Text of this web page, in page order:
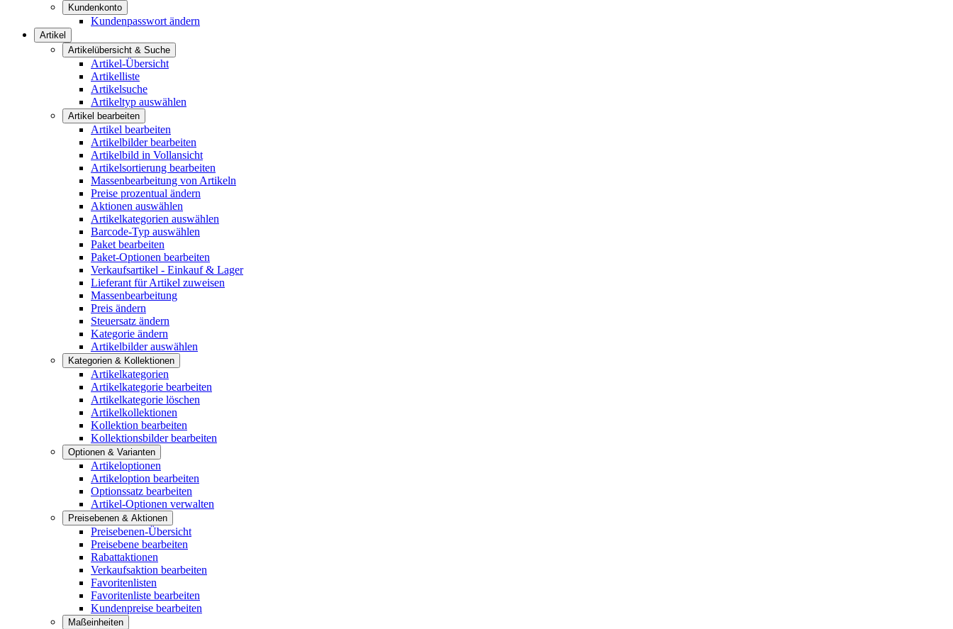
Kundenkonto
Kundenpasswort ändern
Artikel
Artikelübersicht & Suche
Artikel-Übersicht
Artikelliste
Artikelsuche
Artikeltyp auswählen
Artikel bearbeiten
Artikel bearbeiten
Artikelbilder bearbeiten
Artikelbild in Vollansicht
Artikelsortierung bearbeiten
Massenbearbeitung von Artikeln
Preise prozentual ändern
Aktionen auswählen
Artikelkategorien auswählen
Barcode-Typ auswählen
Paket bearbeiten
Paket-Optionen bearbeiten
Verkaufsartikel - Einkauf & Lager
Lieferant für Artikel zuweisen
Massenbearbeitung
Preis ändern
Steuersatz ändern
Kategorie ändern
Artikelbilder auswählen
Kategorien & Kollektionen
Artikelkategorien
Artikelkategorie bearbeiten
Artikelkategorie löschen
Artikelkollektionen
Kollektion bearbeiten
Kollektionsbilder bearbeiten
Optionen & Varianten
Artikeloptionen
Artikeloption bearbeiten
Optionssatz bearbeiten
Artikel-Optionen verwalten
Preisebenen & Aktionen
Preisebenen-Übersicht
Preisebene bearbeiten
Rabattaktionen
Verkaufsaktion bearbeiten
Favoritenlisten
Favoritenliste bearbeiten
Kundenpreise bearbeiten
Maßeinheiten